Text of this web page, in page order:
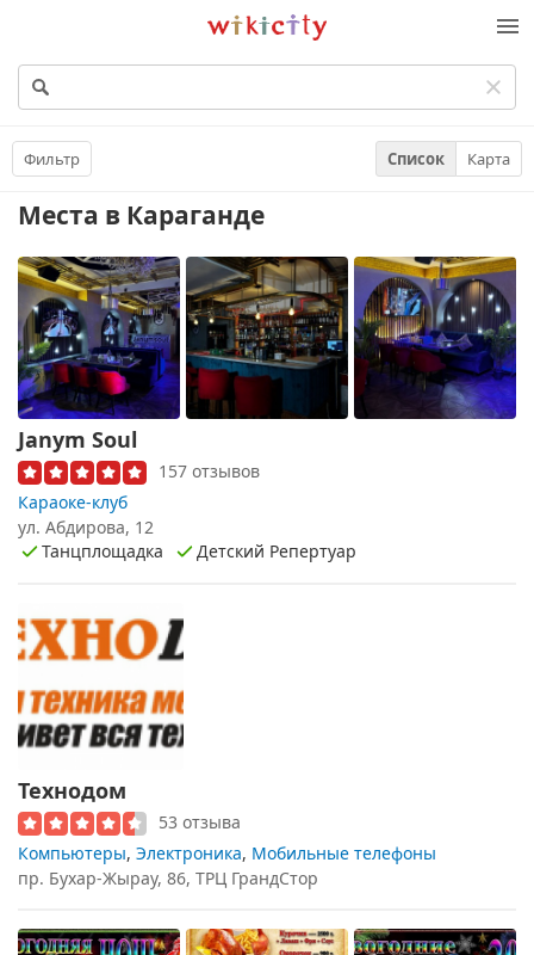
Викисити
Фильтр Список Карта
Места в Караганде
Janym Soul
157 отзывов
Караоке-клуб
ул. Абдирова, 12
Танцплощадка
Детский Репертуар
Технодом
53 отзыва
Компьютеры, Электроника, Мобильные телефоны
пр. Бухар-Жырау, 86, ТРЦ ГрандСтор